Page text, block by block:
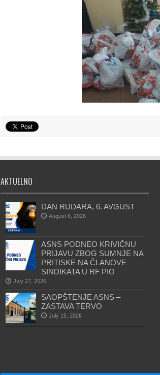
AKTUELNO
DAN RUDARA, 6. AVGUST
August 6, 2026
ASNS PODNEO KRIVIČNU
PRIJAVU ZBOG SUMNJE NA
PRITISKE NA ČLANOVE
SINDIKATA U RF PIO
July 27, 2026
SAOPŠTENJE ASNS –
ZASTAVA TERVO
July 15, 2026